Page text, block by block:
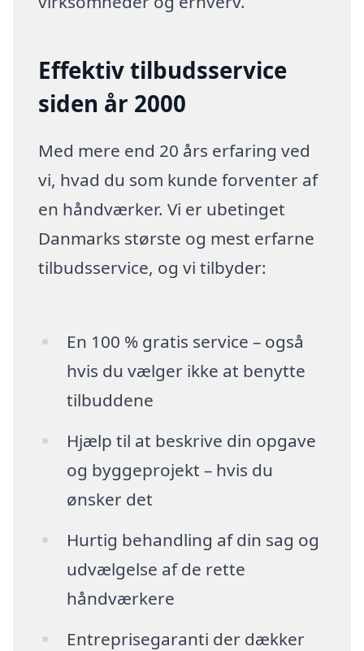
Effektiv tilbudsservice
siden år 2000
Med mere end 20 års erfaring ved
vi, hvad du som kunde forventer af
en håndværker. Vi er ubetinget
Danmarks største og mest erfarne
tilbudsservice, og vi tilbyder:
En 100 % gratis service – også
hvis du vælger ikke at benytte
tilbuddene
Hjælp til at beskrive din opgave
og byggeprojekt – hvis du
ønsker det
Hurtig behandling af din sag og
udvælgelse af de rette
håndværkere
Entreprisegaranti der dækker